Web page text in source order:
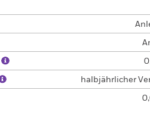
halbjährlicher